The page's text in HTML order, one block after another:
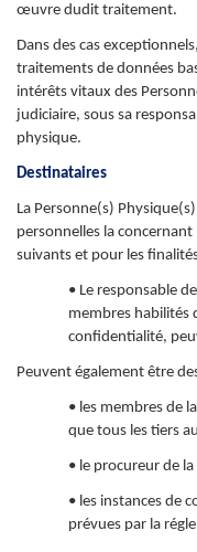
œuvre dudit traitement.
Dans des cas exceptionnels,
traitements de données
intérêts vitaux des
judiciaire, sous sa
physique.
Destinataires
La Personne(s)
personnelles la
suivants et pour les
• Le responsable
membres habilités
confidentialité,
Peuvent également être
• les membres de
que tous les tiers
• le procureur de
• les instances de
prévues par la